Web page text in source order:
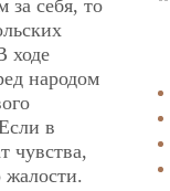
за себя, то
ходе
народом
в
чувства,
жалости.